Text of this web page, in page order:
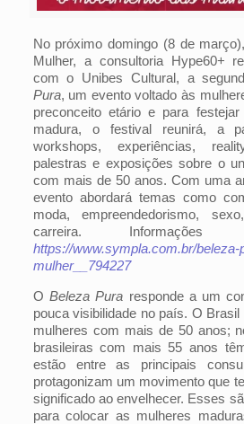
No próximo domingo (8 de
Mulher, a consultoria Hype60+
com o Unibes Cultural, a
Pura, um evento voltado às
preconceito etário e para
madura, o festival reunirá, a
workshops, experiências,
palestras e exposições sobre o
com mais de 50 anos. Com uma
evento abordará temas como
moda, empreendedorismo,
carreira.
https://www.sympla.com.br/beleza-
mulher__794227
O Beleza Pura responde a um
pouca visibilidade no país. O
mulheres com mais de 50 anos;
brasileiras com mais 55 anos
estão entre as principais
protagonizam um movimento que
significado ao envelhecer. Esses
para colocar as mulheres